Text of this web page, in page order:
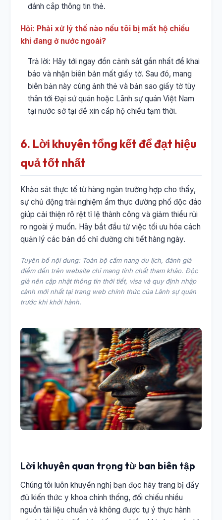
đánh cắp thông tin thẻ.
Hỏi: Phải xử lý thế nào nếu tôi bị mất hộ chiếu
khi đang ở nước ngoài?
Trả lời: Hãy tới ngay đồn cảnh sát gần nhất để khai
báo và nhận biên bản mất giấy tờ. Sau đó, mang
biên bản này cùng ảnh thẻ và bản sao giấy tờ tùy
thân tới Đại sứ quán hoặc Lãnh sự quán Việt Nam
tại nước sở tại để xin cấp hộ chiếu tạm thời.
6. Lời khuyên tổng kết để đạt hiệu
quả tốt nhất
Khảo sát thực tế từ hàng ngàn trường hợp cho thấy,
sự chủ động trải nghiệm ẩm thực đường phố độc đáo
giúp cải thiện rõ rệt tỉ lệ thành công và giảm thiểu rủi
ro ngoài ý muốn. Hãy bắt đầu từ việc tối ưu hóa cách
quản lý các bản đồ chỉ đường chi tiết hàng ngày.
Tuyên bố nội dung: Toàn bộ cẩm nang du lịch, đánh giá
điểm đến trên website chỉ mang tính chất tham khảo. Độc
giả nên cập nhật thông tin thời tiết, visa và quy định nhập
cảnh mới nhất tại trang web chính thức của Lãnh sự quán
trước khi khởi hành.
Lời khuyên quan trọng từ ban biên tập
Chúng tôi luôn khuyến nghị bạn đọc hãy trang bị đầy
đủ kiến thức y khoa chính thống, đối chiếu nhiều
nguồn tài liệu chuẩn và không được tự ý thực hành